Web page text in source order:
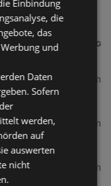
der Nähe
ENTFERNUNG
12,33 km
23,28 km
25,75 km
Einbindung
die
das
und
Daten
Sofern
werden,
auf
auswerten
nicht